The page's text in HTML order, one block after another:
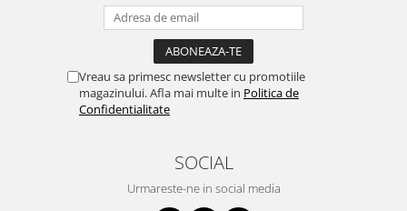
Vreau sa primesc newsletter cu promotiile
magazinului. Afla mai multe in Politica de
Confidentialitate
SOCIAL
Urmareste-ne in social media